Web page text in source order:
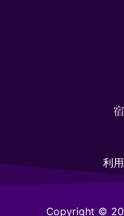
利
Copyright ©